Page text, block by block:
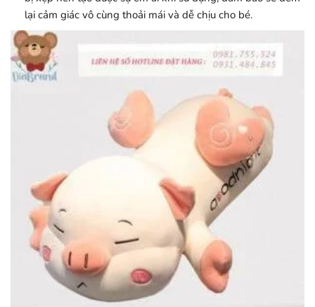
lại cảm giác vô cùng thoải mái và dễ chịu cho bé.